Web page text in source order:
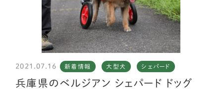
2021.07.16 新着情報 大型犬 シェパード
兵庫県のベルジアン シェパード ドッグ